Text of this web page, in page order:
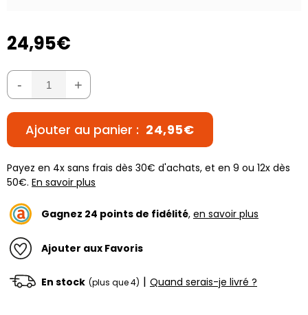
24,95€
- +
Ajouter au panier : 24,95€
Payez en 4x sans frais dès 30€ d'achats, et en 9 ou 12x dès
50€. En savoir plus
Gagnez 24 points de fidélité, en savoir plus
Ajouter aux Favoris
En stock (plus que 4) | Quand serais-je livré ?